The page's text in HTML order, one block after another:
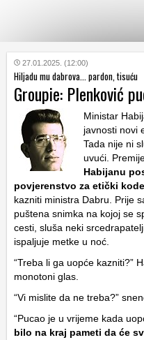
KATEGORIJE
HRVATSKI
WEB
27.01.2025. (12:00)
Hiljadu mu dabrova... pardon, tisuću
Groupie: Plenković
Ministar
javnosti novi
Tada nije ni
uvući.
Habijanu
povjerenstvo za etički
kazniti ministra Dabru. Prije
puštena snimka na kojoj se
cesti, sluša neki
ispaljuje metke u noć.
“Treba li ga uopće kazniti?”
monotoni glas.
“Vi mislite da ne treba?”
“Pucao je u vrijeme kada
bilo na kraj pameti da će